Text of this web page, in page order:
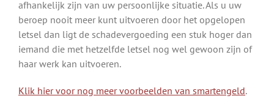
afhankelijk zijn van uw persoonlijke situatie. Als u uw
beroep nooit meer kunt uitvoeren door het opgelopen
letsel dan ligt de schadevergoeding een stuk hoger dan
iemand die met hetzelfde letsel nog wel gewoon zijn of
haar werk kan uitvoeren.
Klik hier voor nog meer voorbeelden van smartengeld.